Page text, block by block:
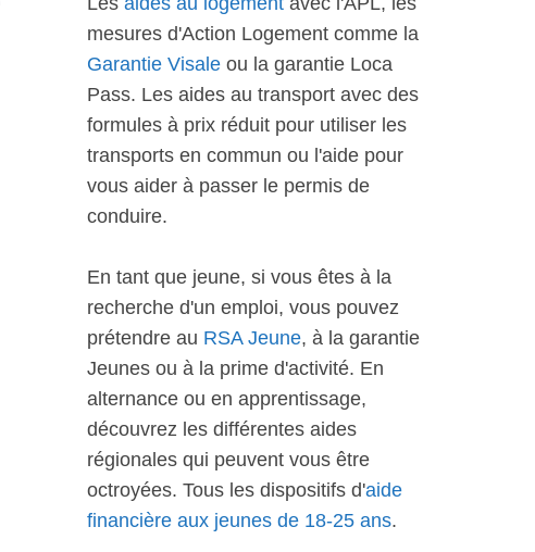
mesures d'Action Logement comme la
Garantie Visale ou la garantie Loca
Pass. Les aides au transport avec des
formules à prix réduit pour utiliser les
transports en commun ou l'aide pour
vous aider à passer le permis de
conduire.
En tant que jeune, si vous êtes à la
recherche d'un emploi, vous pouvez
prétendre au RSA Jeune, à la garantie
Jeunes ou à la prime d'activité. En
alternance ou en apprentissage,
découvrez les différentes aides
régionales qui peuvent vous être
octroyées. Tous les dispositifs d'aide
financière aux jeunes de 18-25 ans.